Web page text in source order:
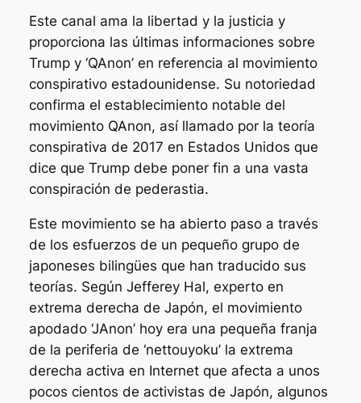
Este canal ama la libertad y la justicia y
proporciona las últimas informaciones sobre
Trump y ‘QAnon’ en referencia al movimiento
conspirativo estadounidense. Su notoriedad
confirma el establecimiento notable del
movimiento QAnon, así llamado por la teoría
conspirativa de 2017 en Estados Unidos que
dice que Trump debe poner fin a una vasta
conspiración de pederastia.
Este movimiento se ha abierto paso a través
de los esfuerzos de un pequeño grupo de
japoneses bilingües que han traducido sus
teorías. Según Jefferey Hal, experto en
extrema derecha de Japón, el movimiento
apodado ‘JAnon’ hoy era una pequeña franja
de la periferia de ‘nettouyoku’ la extrema
derecha activa en Internet que afecta a unos
pocos cientos de activistas de Japón, algunos